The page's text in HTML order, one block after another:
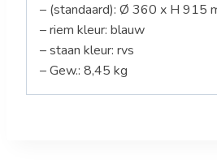
– (standaard): Ø 360 x H 915
– riem kleur: blauw
– staan kleur: rvs
– Gew.: 8,45 kg